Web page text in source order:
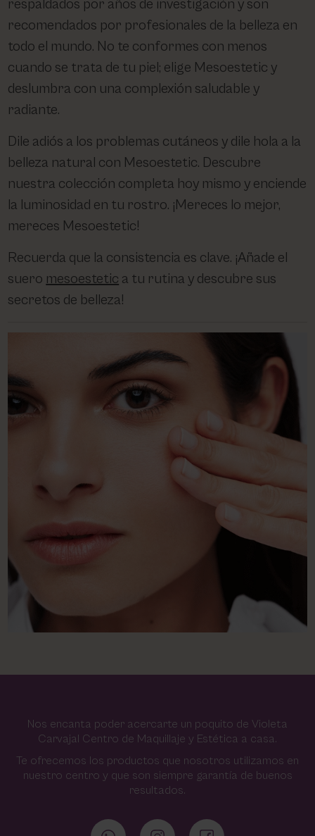
respaldados por años de investigación y son
recomendados por profesionales de la belleza en
todo el mundo. No te conformes con menos
cuando se trata de tu piel; elige Mesoestetic y
deslumbra con una complexión saludable y
radiante.
Dile adiós a los problemas cutáneos y dile hola a la
belleza natural con Mesoestetic. Descubre
nuestra colección completa hoy mismo y enciende
la luminosidad en tu rostro. ¡Mereces lo mejor,
mereces Mesoestetic!
Recuerda que la consistencia es clave. ¡Añade el
suero mesoestetic a tu rutina y descubre sus
secretos de belleza!
Nos encanta poder acercarte un poquito de Violeta
Carvajal Centro de Maquillaje y Estética a casa.
Te ofrecemos los productos que nosotros utilizamos en
nuestro centro y que son siempre garantía de buenos
resultados.